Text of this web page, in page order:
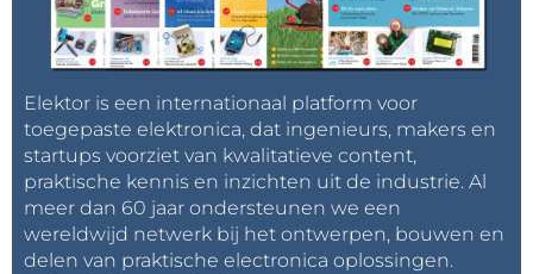
Elektor is een internationaal platform voor
toegepaste elektronica, dat ingenieurs, makers en
startups voorziet van kwalitatieve content,
praktische kennis en inzichten uit de industrie. Al
meer dan 60 jaar ondersteunen we een
wereldwijd netwerk bij het ontwerpen, bouwen en
delen van praktische electronica oplossingen.